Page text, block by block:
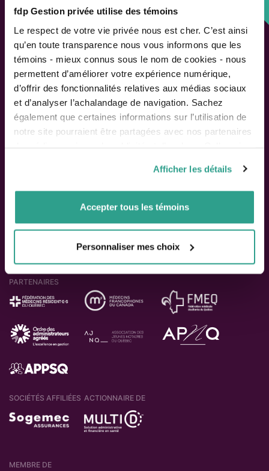
fdp Gestion privée utilise des témoins
Le respect de votre vie privée nous est cher. C’est ainsi
qu’en toute transparence nous vous informons que les
témoins - mieux connus sous le nom de cookies - nous
permettent d’améliorer votre expérience numérique,
d’offrir des fonctionnalités relatives aux médias sociaux
et d’analyser l’achalandage de navigation. Sachez
également que certaines informations sur l’utilisation de
notre site pourraient être partagées avec nos partenaires
vous leur auriez fournies ou qu’ils auraient collectées lors
de votre utilisation de leurs services.
Afficher les détails
Accepter tous les témoins
Personnaliser mes choix
LIENS RAPIDES
Outils de rendement
Calcul de performance
Publications
Parler à un conseiller
Suivez-nous
PARTENAIRES
SOCIÉTÉS AFFILIÉES ACTIONNAIRE DE
MEMBRE DE